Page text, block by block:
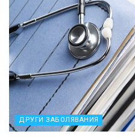
ДРУГИ ЗАБОЛЯВАНИЯ